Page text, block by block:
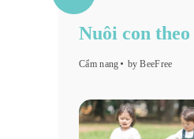
Nuôi con
Cẩm nang by BeeFree